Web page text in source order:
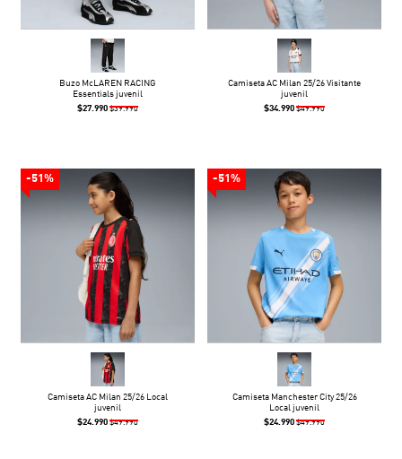
Buzo McLAREN RACING
Essentials juvenil
$27.990 $39.990
Camiseta AC Milan 25/26 Visitante
juvenil
$34.990 $49.990
-51%
Camiseta AC Milan 25/26 Local
juvenil
$24.990 $49.990
-51%
Camiseta Manchester City 25/26
Local juvenil
$24.990 $49.990